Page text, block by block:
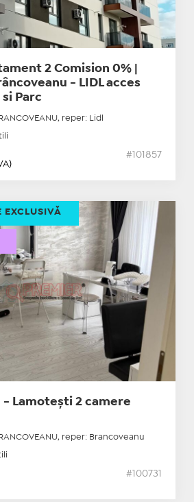
2 Comision 0% |
- LIDL acces
Parc
reper: Lidl
#101857
- Lamotești 2 camere
reper: Brancoveanu
#100731
EXCLUSIVĂ